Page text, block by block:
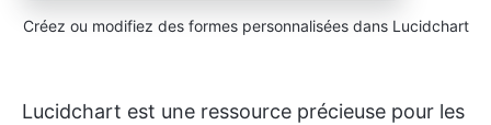
Créez ou modifiez des formes personnalisées dans Lucidchart
Lucidchart est une ressource précieuse pour les